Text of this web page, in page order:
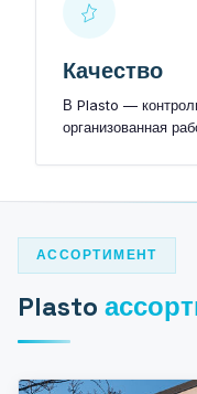
Качество
В Plasto —
организованная
АССОРТИМЕНТ
Plasto